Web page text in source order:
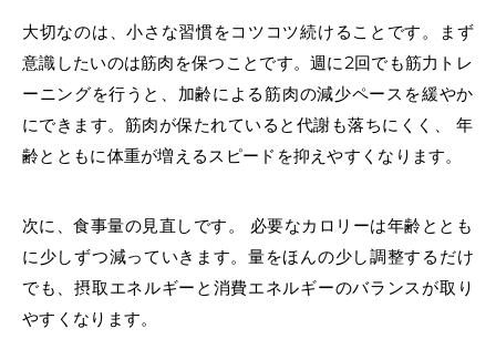
大切なのは、小さな習慣をコツコツ続けることです。まず
意識したいのは筋肉を保つことです。週に2回でも筋力トレ
ーニングを行うと、 加齢による筋肉の減少ペースを緩やか
にできます。筋肉が保たれていると代謝も落ちにくく、 年
齢とともに体重が増えるスピードを抑えやすくなります。
次に、食事量の見直しです。 必要なカロリーは年齢ととも
に少しずつ減っていきます。量をほんの少し調整するだけ
でも、摂取エネルギーと消費エネルギーのバランスが取り
やすくなります。